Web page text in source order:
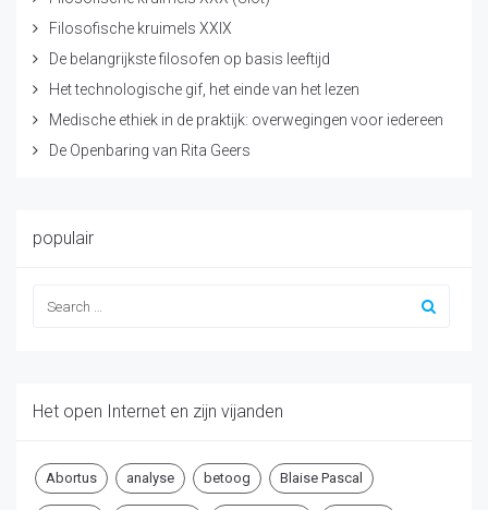
Filosofische kruimels XXIX
De belangrijkste filosofen op basis leeftijd
Het technologische gif, het einde van het lezen
Medische ethiek in de praktijk: overwegingen voor iedereen
De Openbaring van Rita Geers
populair
Het open Internet en zijn vijanden
Abortus analyse betoog Blaise Pascal